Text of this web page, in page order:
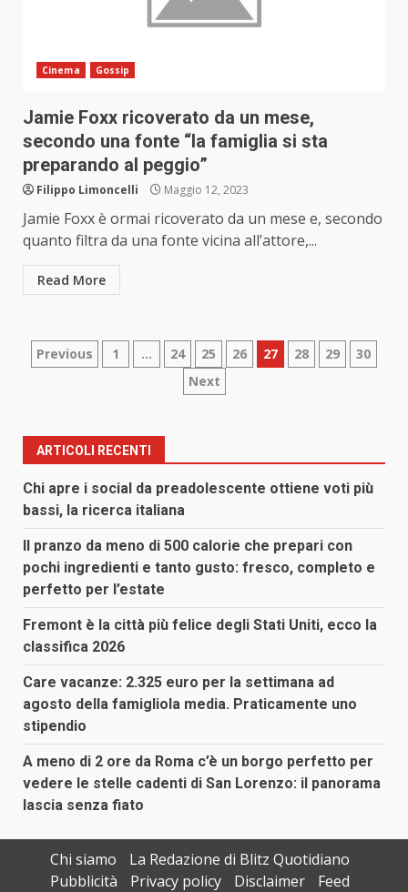
Cinema Gossip
Jamie Foxx ricoverato da un mese,
secondo una fonte “la famiglia si sta
preparando al peggio”
Filippo Limoncelli Maggio 12, 2023
Jamie Foxx è ormai ricoverato da un mese e, secondo
quanto filtra da una fonte vicina all’attore,...
Read More
Paginazione
articoli
Previous 1 … 24 25 26 27 28 29
30
Next
ARTICOLI RECENTI
Chi apre i social da preadolescente ottiene voti più
bassi, la ricerca italiana
Il pranzo da meno di 500 calorie che prepari con
pochi ingredienti e tanto gusto: fresco, completo e
perfetto per l’estate
Fremont è la città più felice degli Stati Uniti, ecco la
classifica 2026
Care vacanze: 2.325 euro per la settimana ad
agosto della famigliola media. Praticamente uno
stipendio
A meno di 2 ore da Roma c’è un borgo perfetto per
vedere le stelle cadenti di San Lorenzo: il panorama
lascia senza fiato
Chi siamo
La Redazione di Blitz Quotidiano
Pubblicità
Privacy policy Disclaimer Feed